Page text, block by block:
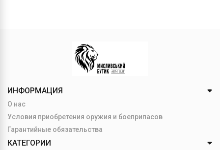
ИНФОРМАЦИЯ
О нас
Условия приобретения оружия и боеприпасов
Гарантийные обязательства
КАТЕГОРИИ